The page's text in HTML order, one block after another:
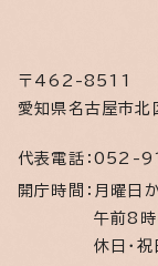
〒462-8511
愛知県名古屋市
代表電話： 052-
開庁時間： 月曜日
午前8
休日・祝